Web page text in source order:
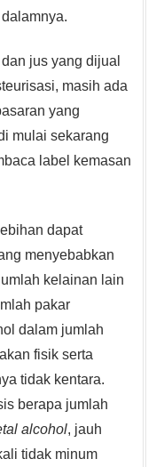
jus yang dijual
masih ada
yang
mulai sekarang
label kemasan
dapat
menyebabkan
kelainan lain
pakar
dalam jumlah
fisik serta
tidak kentara.
berapa jumlah
alcohol, jauh
tidak minum